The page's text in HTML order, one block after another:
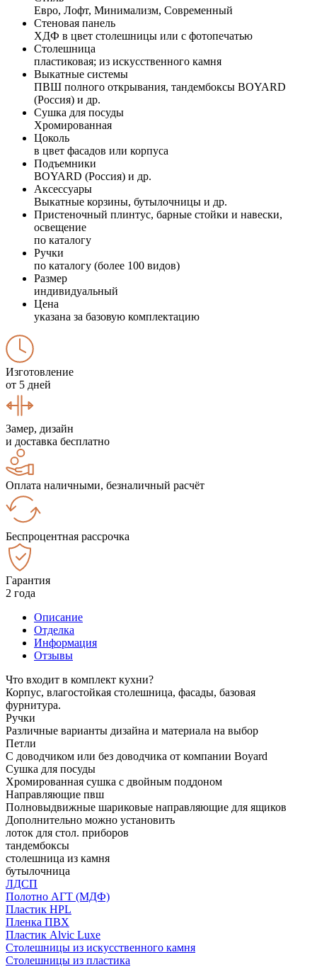
Евро, Лофт, Минимализм, Современный
Стеновая панель
ХДФ в цвет столешницы или с фотопечатью
Столешница
пластиковая; из искусственного камня
Выкатные системы
ПВШ полного открывания, тандембоксы BOYARD
(Россия) и др.
Сушка для посуды
Хромированная
Цоколь
в цвет фасадов или корпуса
Подъемники
BOYARD (Россия) и др.
Аксессуары
Выкатные корзины, бутылочницы и др.
Пристеночный плинтус, барные стойки и навески,
освещение
по каталогу
Ручки
по каталогу (более 100 видов)
Размер
индивидуальный
Цена
указана за базовую комплектацию
Изготовление
от 5 дней
Замер, дизайн
и доставка бесплатно
Оплата наличными, безналичный расчёт
Беспроцентная рассрочка
Гарантия
2 года
Описание
Отделка
Информация
Отзывы
Что входит в комплект кухни?
Корпус, влагостойкая столешница, фасады, базовая
фурнитура.
Ручки
Различные варианты дизайна и материала на выбор
Петли
С доводчиком или без доводчика от компании Boyard
Сушка для посуды
Хромированная сушка с двойным поддоном
Направляющие пвш
Полновыдвижные шариковые направляющие для ящиков
Дополнительно можно установить
лоток для стол. приборов
тандембоксы
столешница из камня
бутылочница
ЛДСП
Полотно АГТ (МДФ)
Пластик HPL
Пленка ПВХ
Пластик Alvic Luxe
Столешницы из искусственного камня
Столешницы из пластика